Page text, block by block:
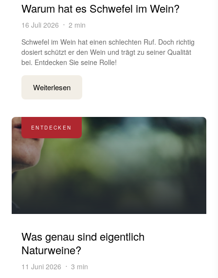
Warum hat es Schwefel im Wein?
16 Juli 2026
2 min
Schwefel im Wein hat einen schlechten Ruf. Doch richtig
dosiert schützt er den Wein und trägt zu seiner Qualität
bei. Entdecken Sie seine Rolle!
Weiterlesen
ENTDECKEN
Was genau sind eigentlich
Naturweine?
11 Juni 2026
3 min